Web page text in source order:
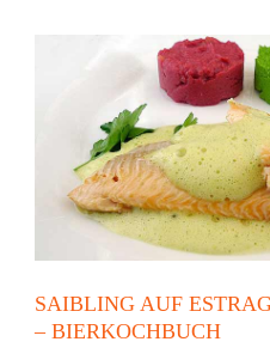
SAIBLING AUF
– BIERKOCHBUCH